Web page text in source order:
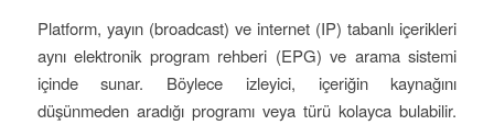
Platform, yayın (broadcast) ve internet (IP) tabanlı içerikleri
aynı elektronik program rehberi (EPG) ve arama sistemi
içinde sunar. Böylece izleyici, içeriğin kaynağını
düşünmeden aradığı programı veya türü kolayca bulabilir.